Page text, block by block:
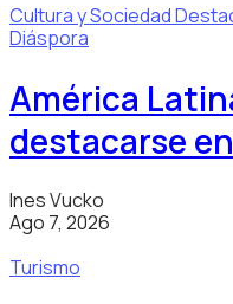
Cultura y Sociedad
Diáspora
América
destacarse
Ines Vucko
Ago 7, 2026
Turismo